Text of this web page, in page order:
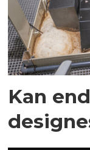
Kan